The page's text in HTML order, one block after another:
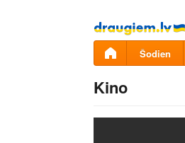
Pāriet
uz
saturu
Šodien
Kino